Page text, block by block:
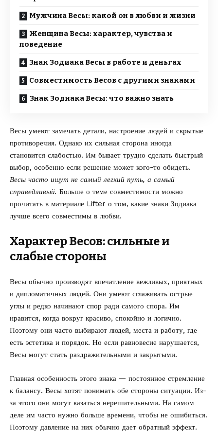
Мужчина Весы: какой он в любви и жизни
Женщина Весы: характер, чувства и
поведение
Знак Зодиака Весы в работе и деньгах
Совместимость Весов с другими знаками
Знак Зодиака Весы: что важно знать
Весы умеют замечать детали, настроение людей и скрытые
противоречия. Однако их сильная сторона иногда
становится слабостью. Им бывает трудно сделать быстрый
выбор, особенно если решение может кого-то обидеть.
Весы часто ищут не самый легкий путь, а самый
справедливый. Больше о теме совместимости можно
прочитать в материале Lifter о том, какие знаки Зодиака
лучше всего совместимы в любви.
Характер Весов: сильные и
слабые стороны
Весы обычно производят впечатление вежливых, приятных
и дипломатичных людей. Они умеют сглаживать острые
углы и редко начинают спор ради самого спора. Им
нравится, когда вокруг красиво, спокойно и логично.
Поэтому они часто выбирают людей, места и работу, где
есть эстетика и порядок. Но если равновесие нарушается,
Весы могут стать раздражительными и закрытыми.
Главная особенность этого знака — постоянное стремление
к балансу. Весы хотят понимать обе стороны ситуации. Из-
за этого они могут казаться нерешительными. На самом
деле им часто нужно больше времени, чтобы не ошибиться.
Поэтому давление на них обычно дает обратный эффект.